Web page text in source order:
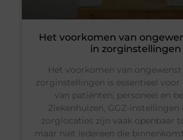
Het voorkomen van
in zorginstellingen
Het voorkomen van ongewenst
zorginstellingen is essentieel voor
van patiënten, personeel en
Ziekenhuizen, GGZ-instellingen
zorglocaties zijn vaak openbaar
maar niet iedereen die